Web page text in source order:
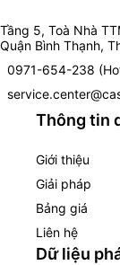
Tầng 5, Toà Nhà
Quận Bình Thạnh,
0971-654-238
Thông tin
Giới thiệu
Giải pháp
Bảng giá
Liên hệ
Dữ liệu